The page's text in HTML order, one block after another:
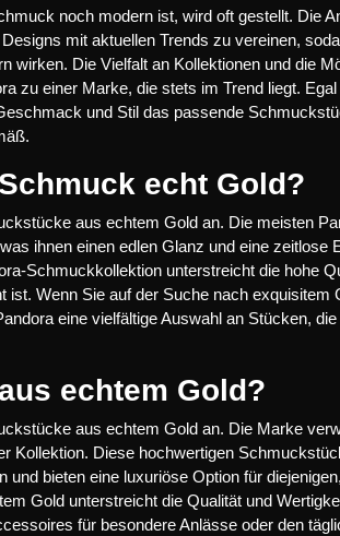
noch modern ist, wird oft gestellt. Die
mit aktuellen Trends zu vereinen,
wirken. Die Vielfalt an Kollektionen und die
zu einer Marke, die stets im Trend liegt.
und Stil das passende
echt Gold?
aus echtem Gold an. Die meisten
ihnen einen edlen Glanz und eine zeitlose
Schmuckkollektion unterstreicht die hohe
ist. Wenn Sie auf der Suche nach
eine vielfältige Auswahl an Stücken,
echtem Gold?
aus echtem Gold an. Die Marke
Kollektion. Diese hochwertigen
und bieten eine luxuriöse Option für
Gold unterstreicht die Qualität und
für besondere Anlässe oder den